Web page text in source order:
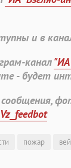
и в
канал"ИА
- будет
пожар